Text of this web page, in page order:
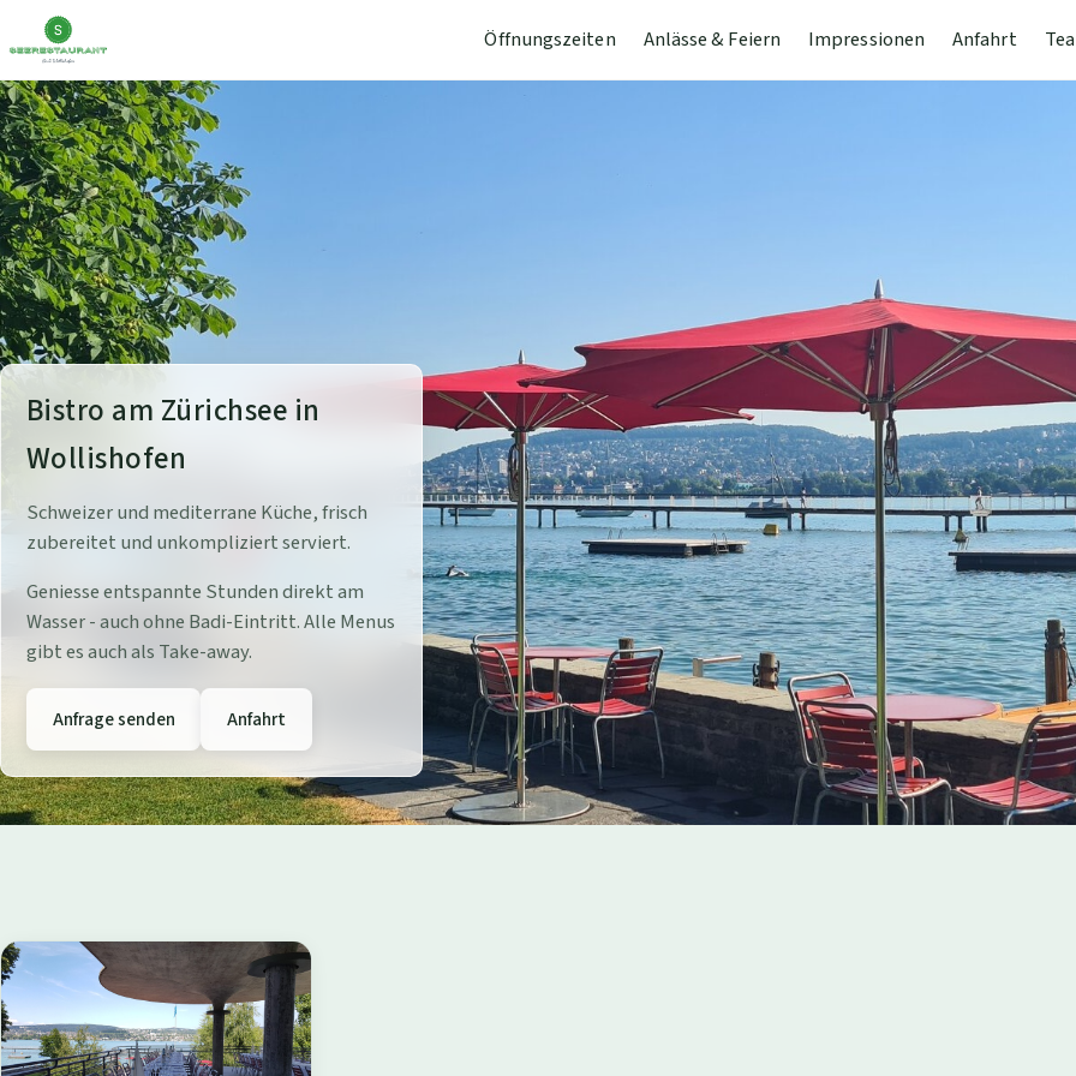
Öffnungszeiten Anlässe & Feiern Impressionen Anfahrt
S
e
e
r
e
s
t
a
u
r
n
t
B
Bistro am Zürichsee in
Wollishofen
Schweizer und mediterrane Küche, frisch
zubereitet und unkompliziert serviert.
Geniesse entspannte Stunden direkt am
Wasser - auch ohne Badi-Eintritt. Alle Menus
gibt es auch als Take-away.
Anfrage senden Anfahrt